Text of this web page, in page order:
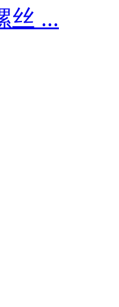
丝 ...